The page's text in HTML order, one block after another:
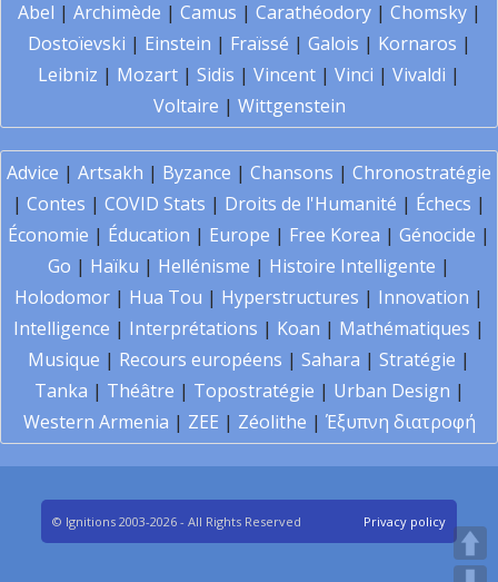
Abel | Archimède | Camus | Carathéodory| Chomsky|
Dostoïevski | Einstein | Fraïssé | Galois | Kornaros |
Leibniz | Mozart | Sidis | Vincent | Vinci | Vivaldi |
Voltaire | Wittgenstein
Advice | Artsakh | Byzance | Chansons | Chronostratégie
| Contes | COVID Stats | Droits de l'Humanité | Échecs |
Économie | Éducation | Europe | Free Korea | Génocide |
Go | Haïku | Hellénisme | Histoire Intelligente |
Holodomor | Hua Tou | Hyperstructures | Innovation |
Intelligence | Interprétations | Koan | Mathématiques |
Musique | Recours européens | Sahara | Stratégie |
Tanka | Théâtre | Topostratégie | Urban Design |
Western Armenia | ZEE | Zéolithe | Έξυπνη διατροφή
© Ignitions 2003-2026 - All Rights Reserved Privacy policy